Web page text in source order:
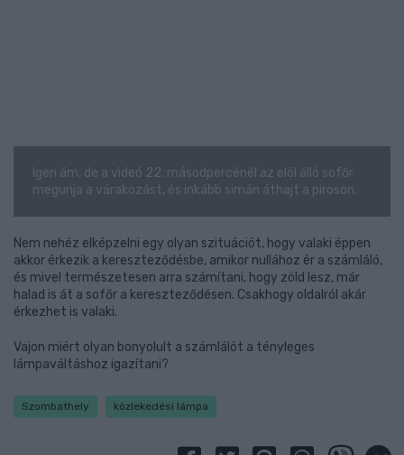
Igen ám, de a videó 22. másodpercénél az elöl álló sofőr
megunja a várakozást, és inkább simán áthajt a piroson.
Nem nehéz elképzelni egy olyan szituációt, hogy valaki éppen
akkor érkezik a kereszteződésbe, amikor nullához ér a számláló,
és mivel természetesen arra számítani, hogy zöld lesz, már
halad is át a sofőr a kereszteződésen. Csakhogy oldalról akár
érkezhet is valaki.
Vajon miért olyan bonyolult a számlálót a tényleges
lámpaváltáshoz igazítani?
Szombathely közlekedési lámpa